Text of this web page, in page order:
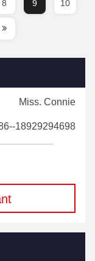
8 9 10
Miss. Connie
18929294698